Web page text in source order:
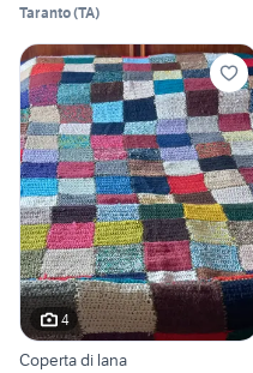
Taranto(TA)
4
Coperta di lana